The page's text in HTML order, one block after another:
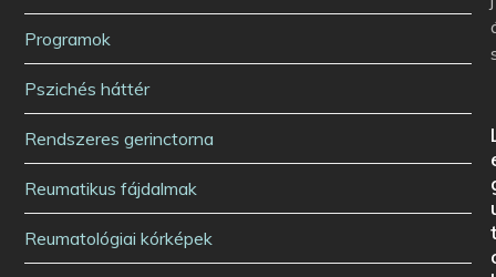
Programok
Pszichés háttér
Rendszeres gerinctorna
Reumatikus fájdalmak
Reumatológiai kórképek